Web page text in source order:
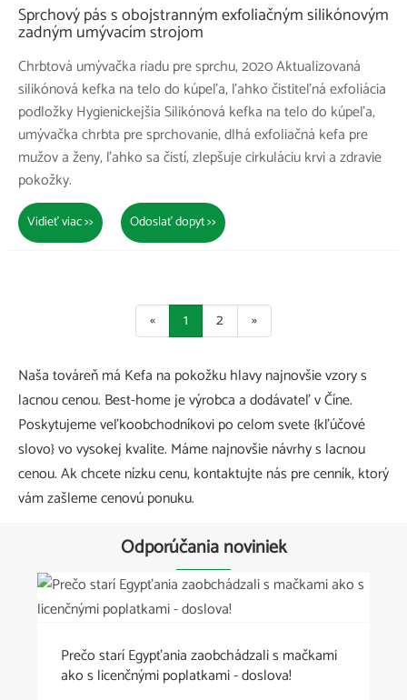
Sprchový pás s obojstranným exfoliačným silikónovým
zadným umývacím strojom
Chrbtová umývačka riadu pre sprchu, 2020 Aktualizovaná
silikónová kefka na telo do kúpeľa, ľahko čistiteľná exfoliácia
podložky Hygienickejšia Silikónová kefka na telo do kúpeľa,
umývačka chrbta pre sprchovanie, dlhá exfoliačná kefa pre
mužov a ženy, ľahko sa čistí, zlepšuje cirkuláciu krvi a zdravie
pokožky.
Vidieť viac >> Odoslať dopyt >>
« 1 2 »
Naša továreň má Kefa na pokožku hlavy najnovšie vzory s
lacnou cenou. Best-home je výrobca a dodávateľ v Číne.
Poskytujeme veľkoobchodníkovi po celom svete {kľúčové
slovo} vo vysokej kvalite. Máme najnovšie návrhy s lacnou
cenou. Ak chcete nízku cenu, kontaktujte nás pre cenník, ktorý
vám zašleme cenovú ponuku.
Odporúčania noviniek
Prečo starí Egypťania zaobchádzali s mačkami
ako s licenčnými poplatkami - doslova!